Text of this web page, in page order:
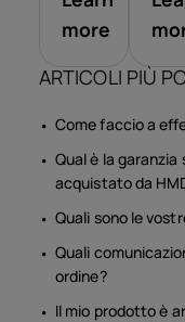
more
ARTICOLI PIÙ
Come faccio a
Qual è la
acquistato da
Quali sono le
Quali
ordine?
Il mio prodotto è